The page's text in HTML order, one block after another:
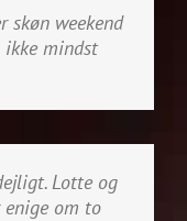
skøn weekend
ikke mindst
Lotte og
om to